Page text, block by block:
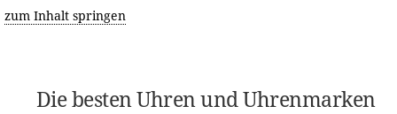
zum Inhalt springen
Die besten Uhren und Uhrenmarken